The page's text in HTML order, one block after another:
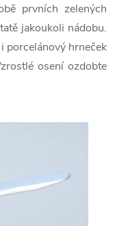
prvních zelených
jakoukoli nádobu.
porcelánový hrneček
osení ozdobte